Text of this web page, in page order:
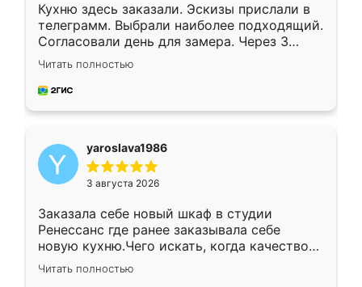
Кухню здесь заказали. Эскизы прислали в
телеграмм. Выбрали наиболее подходящий.
Согласовали день для замера. Через 3
недели кухня была уже готова. Остались
довольны работой. Спасибо Ренессанс
мебель за качественную работу!
Читать полностью
yaroslava1986
3 августа 2026
Заказала себе новый шкаф в студии
Ренессанс где ранее заказывала себе
новую кухню.Чего искать, когда качеством
вполне довольна. Служит кухня уже почти
два года, нареканий нет.
Читать полностью